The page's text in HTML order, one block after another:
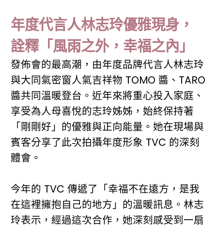
年度代言人林志玲優雅現身，
詮釋「風雨之外，幸福之內」
發佈會的最高潮，由年度品牌代言人林志玲
與大同氣密窗人氣吉祥物 TOMO 醬、TARO
醬共同溫暖登台。近年來將重心投入家庭、
享受為人母喜悅的志玲姊姊，始終保持著
「剛剛好」的優雅與正向能量。她在現場與
賓客分享了此次拍攝年度形象 TVC 的深刻
體會。
今年的 TVC 傳遞了「幸福不在遠方，是我
在這裡擁抱自己的地方」的溫暖訊息。林志
玲表示，經過這次合作，她深刻感受到一扇